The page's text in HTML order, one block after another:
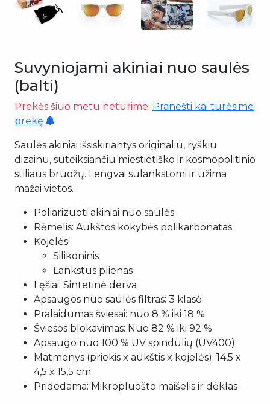
Suvyniojami akiniai nuo saulės
(balti)
Prekės šiuo metu neturime. Pranešti kai turėsime
prekę
Saulės akiniai išsiskiriantys originaliu, ryškiu
dizainu, suteiksiančiu miestietiško ir kosmopolitinio
stiliaus bruožų. Lengvai sulankstomi ir užima
mažai vietos.
Poliarizuoti akiniai nuo saulės
Rėmelis: Aukštos kokybės polikarbonatas
Kojelės:
Silikoninis
Lankstus plienas
Lęšiai: Sintetinė derva
Apsaugos nuo saulės filtras: 3 klasė
Pralaidumas šviesai: nuo 8 % iki 18 %
Šviesos blokavimas: Nuo 82 % iki 92 %
Apsaugo nuo 100 % UV spindulių (UV400)
Matmenys (priekis x aukštis x kojelės): 14,5 x
4,5 x 15,5 cm
Pridedama: Mikropluošto maišelis ir dėklas